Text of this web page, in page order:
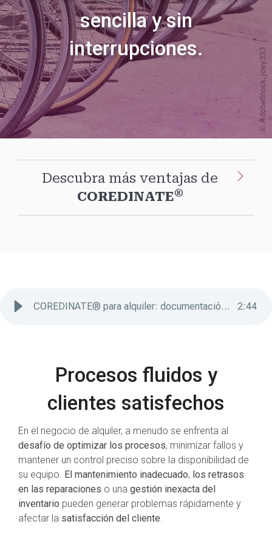
sencilla y sin
interrupciones.
Descubra más ventajas de
COREDINATE®
COREDINATE® para alquiler: documentación sencilla y sin fisuras 2:44
Procesos fluidos y
clientes satisfechos
En el negocio de alquiler, a menudo se enfrenta al
desafío de optimizar los procesos, minimizar fallos y
mantener un control preciso sobre la disponibilidad de
su equipo. El mantenimiento inadecuado, los retrasos
en las reparaciones o una gestión inexacta del
inventario pueden generar problemas rápidamente y
afectar la satisfacción del cliente